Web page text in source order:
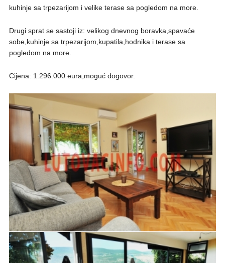
kuhinje sa trpezarijom i velike terase sa pogledom na more.
Drugi sprat se sastoji iz: velikog dnevnog boravka,spavaće
sobe,kuhinje sa trpezarijom,kupatila,hodnika i terase sa
pogledom na more.
Cijena: 1.296.000 eura,moguć dogovor.